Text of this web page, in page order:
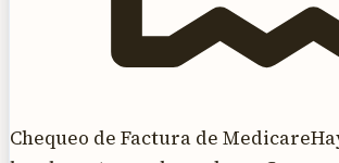
Chequeo de Factura de Medicare